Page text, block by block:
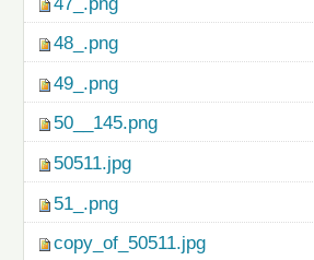
48_.png
49_.png
50__145.png
50511.jpg
51_.png
copy_of_50511.jpg